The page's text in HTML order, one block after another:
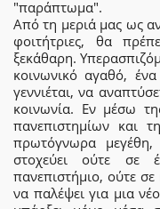
"παράπτωμα".
Από τη μεριά μας ως
φοιτήτριες, θα
ξεκάθαρη.
κοινωνικό αγαθό,
γεννιέται, να
κοινωνία. Εν μέσω
πανεπιστημίων και
πρωτόγνωρα
στοχεύει ούτε σε
πανεπιστήμιο, ούτε
να παλέψει για μια